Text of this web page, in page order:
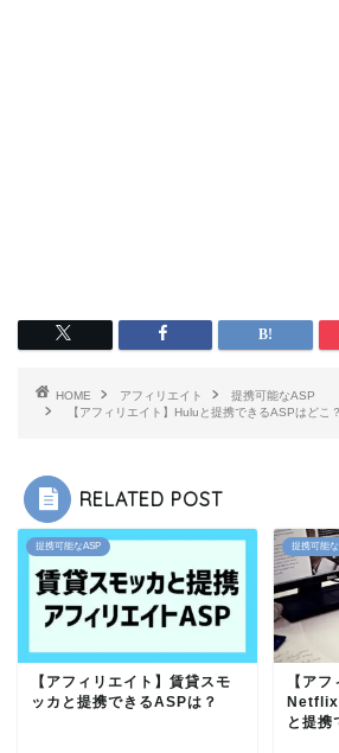
HOME アフィリエイト
提携可能なASP
【アフィリエイト】Huluと提携できるASPはどこ？
RELATED POST
提携可能なASP
【アフィリエイト】賃貸スモ
ッカと提携できるASPは？
提携可能
【アフ
Netflix
と提携